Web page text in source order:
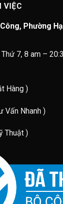
VIỆC
Phường
7, 8 am –
Hàng )
Vấn Nhanh )
Thuật )